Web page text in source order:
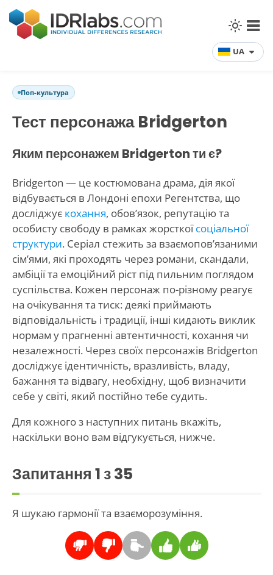
UA
Поп-культура
Тест персонажа Bridgerton
Яким персонажем Bridgerton ти є?
Bridgerton — це костюмована драма, дія якої
відбувається в Лондоні епохи Регентства, що
досліджує кохання, обов’язок, репутацію та
особисту свободу в рамках жорсткоїсоціальної
структури. Серіал стежить за взаємопов’язаними
сім’ями, які проходять через романи, скандали,
амбіції та емоційний ріст під пильним поглядом
суспільства. Кожен персонаж по-різному реагує
на очікування та тиск: деякі приймають
відповідальність і традиції, інші кидають виклик
нормам у прагненні автентичності, кохання чи
незалежності. Через своїх персонажів Bridgerton
досліджує ідентичність, вразливість, владу,
бажання та відвагу, необхідну, щоб визначити
себе у світі, який постійно тебе судить.
Для кожного з наступних питань вкажіть,
наскільки воно вам відгукується, нижче.
Запитання 1з 35
Я шукаю гармонії та взаєморозуміння.